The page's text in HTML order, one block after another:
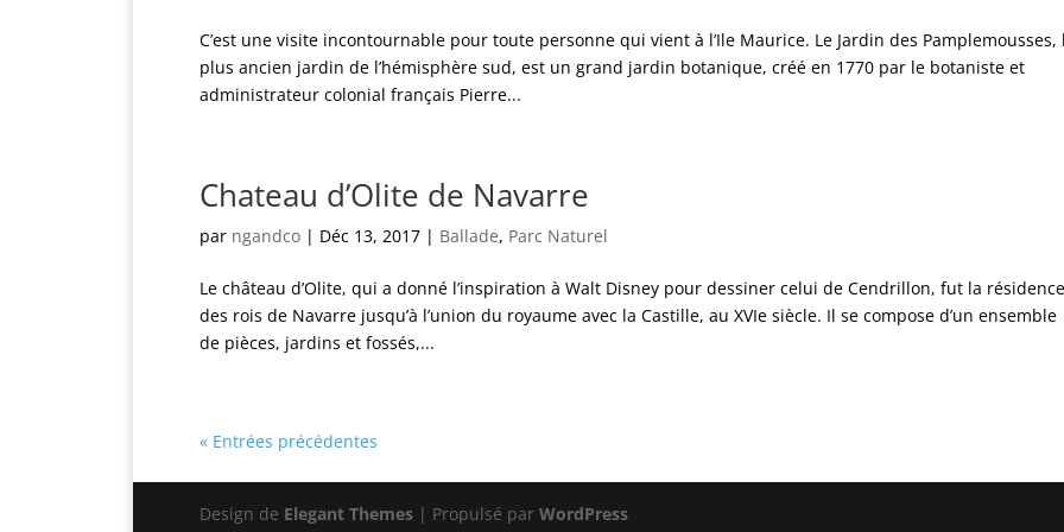
C’est une visite incontournable pour toute personne qui vient à l’Ile Maurice. Le Jardin des Pamplemousses,
plus ancien jardin de l’hémisphère sud, est un grand jardin botanique, créé en 1770 par le botaniste et
administrateur colonial français Pierre...
Chateau d’Olite de Navarre
par ngandco | Déc 13, 2017 | Ballade, Parc Naturel
Le château d’Olite, qui a donné l’inspiration à Walt Disney pour dessiner celui de Cendrillon, fut la résidence
des rois de Navarre jusqu’à l’union du royaume avec la Castille, au XVIe siècle. Il se compose d’un ensemble
de pièces, jardins et fossés,...
« Entrées précédentes
Design de Elegant Themes | Propulsé par WordPress